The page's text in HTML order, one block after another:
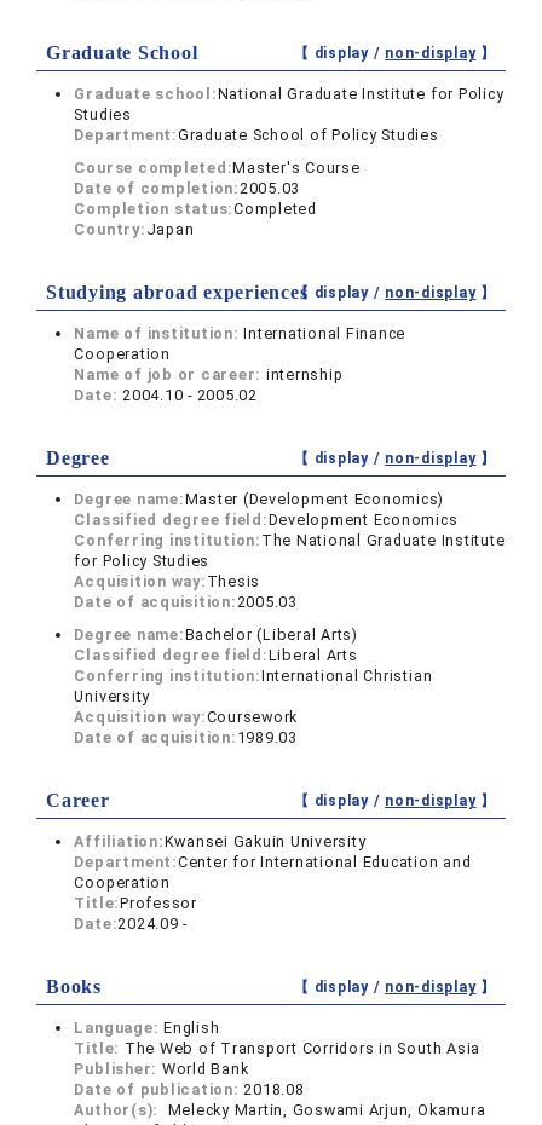
Graduate School 【 display / non-display】
Graduate school:National Graduate Institute for Policy
Studies
Department:Graduate School of Policy Studies
Course completed:Master's Course
Date of completion: 2005.03
Completion status:Completed
Country: Japan
Studying abroad experiences【 display / non-display】
Name of institution:International Finance
Cooperation
Name of job or career: internship
Date: 2004.10 - 2005.02
Degree 【 display / non-display】
Degree name:Master (Development Economics)
Classified degree field:Development Economics
Conferring institution: The National Graduate Institute
for Policy Studies
Acquisition way: Thesis
Date of acquisition: 2005.03
Degree name:Bachelor (Liberal Arts)
Classified degree field:Liberal Arts
Conferring institution:International Christian
University
Acquisition way:Coursework
Date of acquisition: 1989.03
Career 【 display / non-display】
Affiliation:Kwansei Gakuin University
Department:Center for International Education and
Cooperation
Title:Professor
Date:2024.09 -
Books 【 display / non-display】
Language:English
Title: The Web of Transport Corridors in South Asia
Publisher: World Bank
Date of publication: 2018.08
Author(s):
Melecky Martin, Goswami Arjun, Okamura